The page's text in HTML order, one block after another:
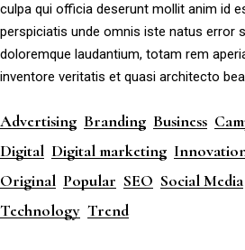
culpa qui officia deserunt mollit anim id
perspiciatis unde omnis iste natus error
doloremque laudantium, totam rem
inventore veritatis et quasi architecto
Advertising Branding Business
Digital Digital marketing
Original Popular SEO Social Media
Technology Trend